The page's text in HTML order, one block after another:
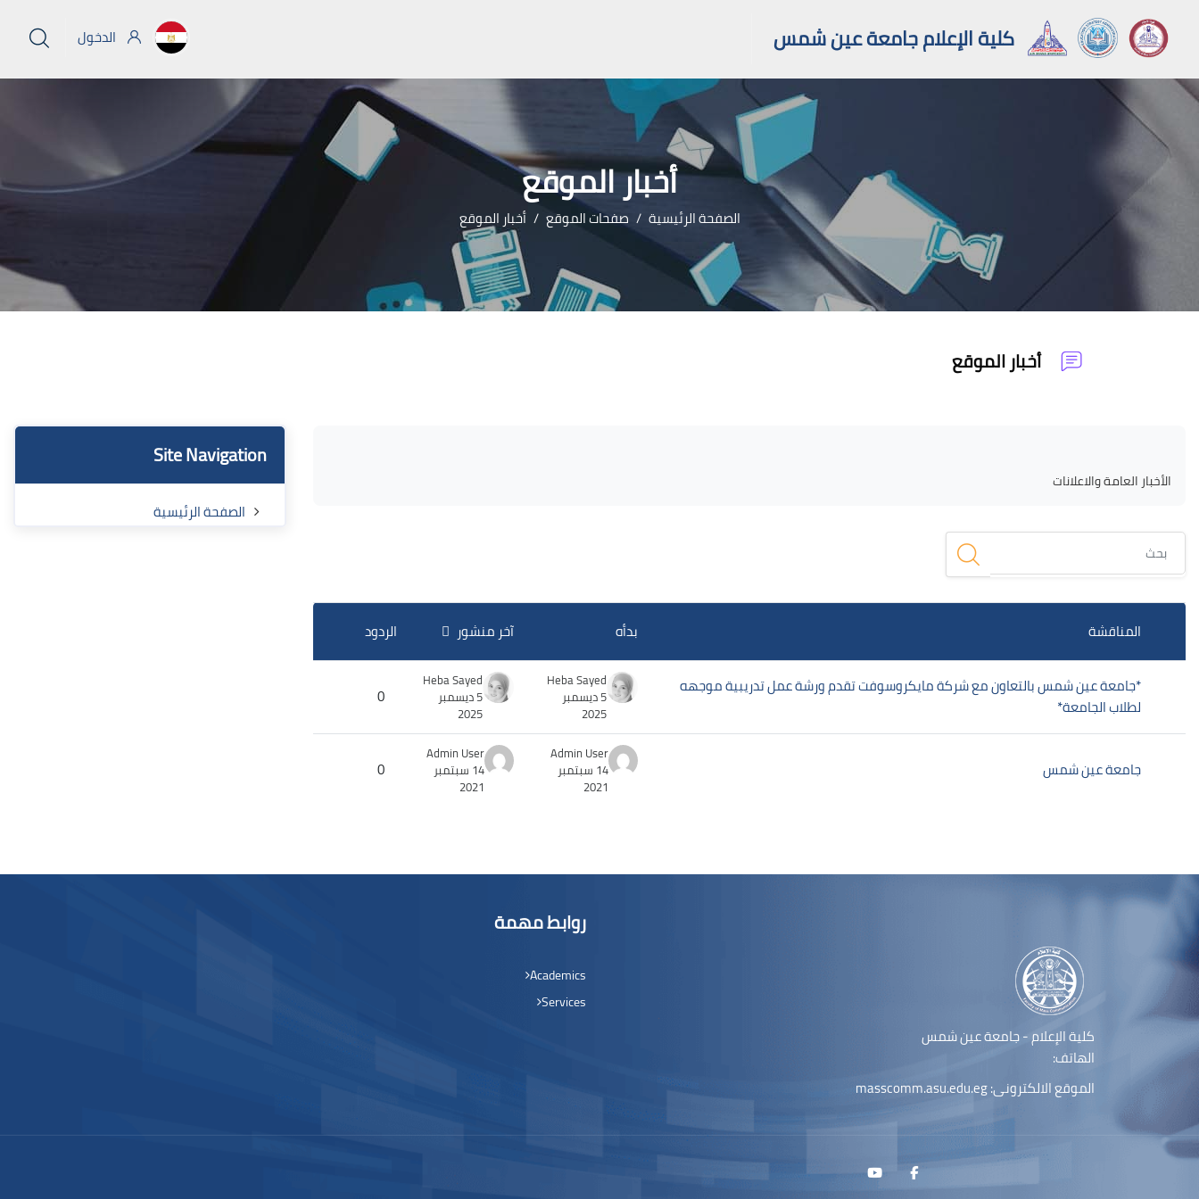
كلية الإعلام جامعة عين شمس الدخول
أخبار الموقع
الصفحة الرئيسية صفحات الموقع أخبار الموقع
أخبار الموقع
الأخبار العامة والاعلانات
بحث
قائمة المناقشات. يتم إظهار 2 من 2 مناقشة/مناقشات.
المناقشة بدأه آخر منشور الردود
*جامعة عين شمس بالتعاون مع شركة مايكروسوفت تقدم ورشة عمل تدريبية موجهه
لطلاب الجامعة*
Heba Sayed
5 ديسمبر
2025
Heba Sayed
5 ديسمبر
2025
0
جامعة عين شمس
Admin User
14 سبتمبر
2021
Admin User
14 سبتمبر
2021
0
الكتل
تجاوز Site Navigation
Site Navigation
الصفحة الرئيسية
الكتل
كلية الإعلام - جامعة عين شمس
الهاتف:
الموقع الالكترونى:masscomm.asu.edu.eg
روابط مهمة
Academics
Services